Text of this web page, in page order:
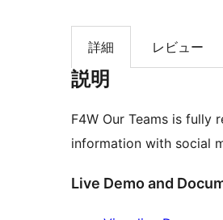
詳細 レビュー
説明
F4W Our Teams is fully
information with social
Live Demo and